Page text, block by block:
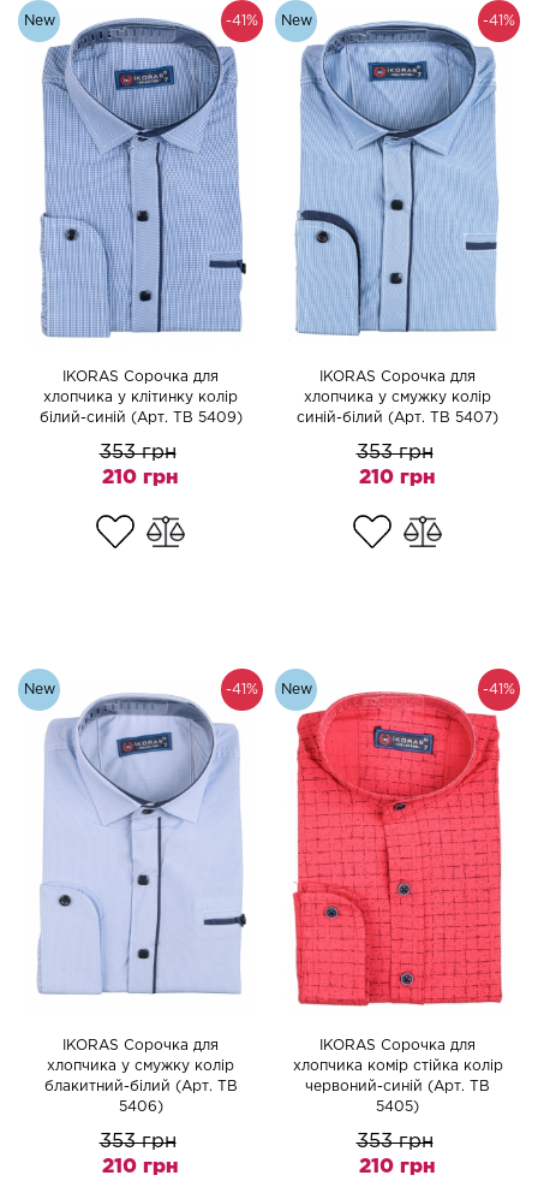
-41%
New
IKORAS Сорочка для
хлопчика у клітинку колір
білий-синій (Арт. TB 5409)
353 грн
210 грн
-41%
New
IKORAS Сорочка для
хлопчика у смужку колір
синій-білий (Арт. TB 5407)
353 грн
210 грн
-41%
New
IKORAS Сорочка для
хлопчика у смужку колір
блакитний-білий (Арт. TB
5406)
353 грн
210 грн
-41%
New
IKORAS Сорочка для
хлопчика комір стійка колір
червоний-синій (Арт. TB
5405)
353 грн
210 грн